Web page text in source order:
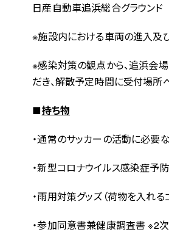
日産自動車追浜総合グラウン
※施設内における車両の進入及
※感染対策の観点から、追浜会
だき、解散予定時間に受付場所
■持ち物
・通常のサッカーの活動に必要
・新型コロナウイルス感染症予防
・雨用対策グッズ（荷物を入れる
・参加同意書兼健康調査書 ※2次